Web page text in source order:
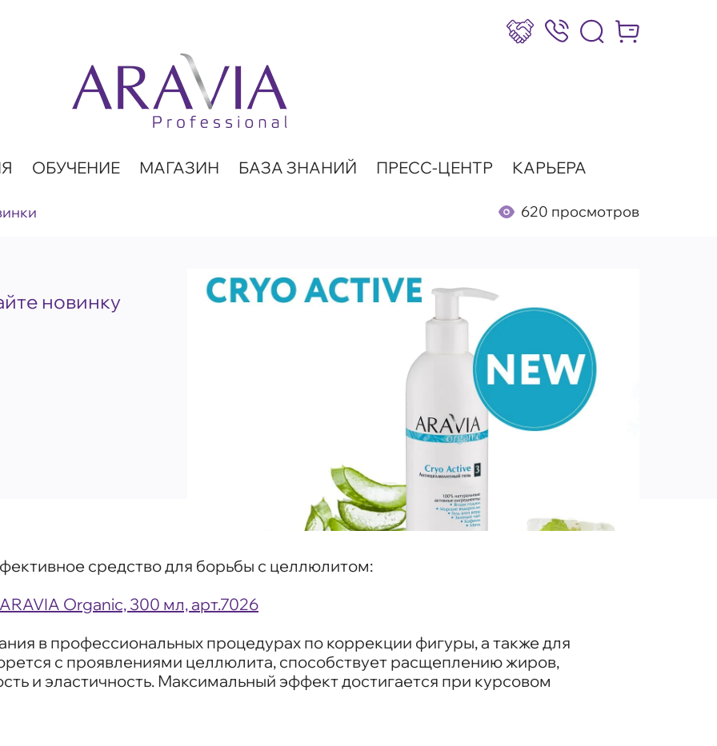
Сотрудничество
8 (800) 777-17-39
Интернет-
ОБУЧЕНИЕ МАГАЗИН БАЗА ЗНАНИЙ ПРЕСС-ЦЕНТР КАРЬЕРА
620 просмотров
новинку
средство для борьбы с целлюлитом:
Organic, 300 мл, арт.7026
в профессиональных процедурах по коррекции фигуры, а также для
с проявлениями целлюлита, способствует расщеплению жиров,
и эластичность. Максимальный эффект достигается при курсовом